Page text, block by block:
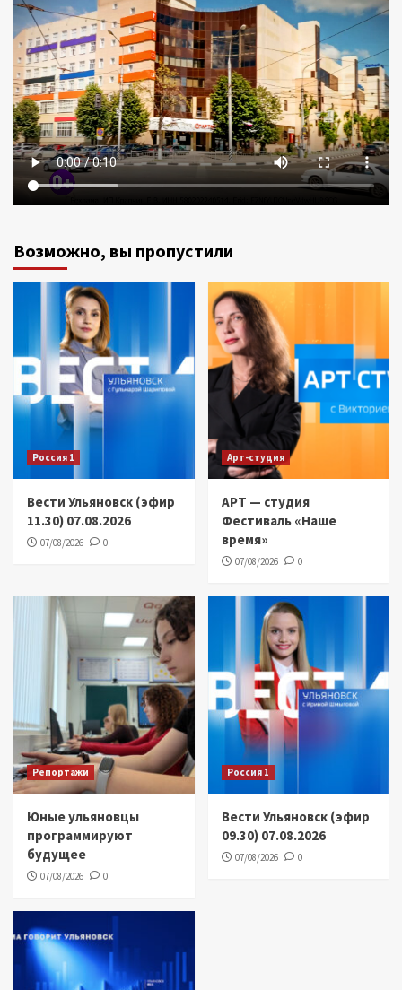
Возможно, вы пропустили
Россия 1
Вести Ульяновск (эфир
11.30) 07.08.2026
07/08/2026 0
Арт-студия
АРТ — студия
Фестиваль «Наше
время»
07/08/2026 0
Репортажи
Юные ульяновцы
программируют
будущее
07/08/2026 0
Россия 1
Вести Ульяновск (эфир
09.30) 07.08.2026
07/08/2026 0